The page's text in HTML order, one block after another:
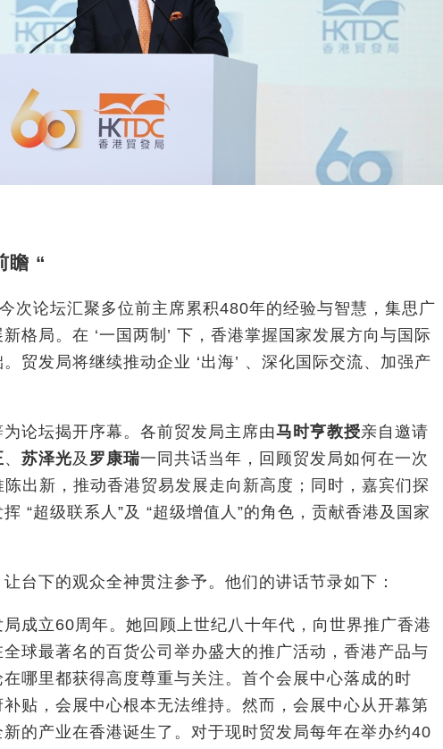
瞻 “
次论坛汇聚多位前主席累积480年的经验与智慧，集思广
格局。在 ‘一国两制’ 下，香港掌握国家发展方向与国际
贸发局将继续推动企业 ‘出海’ 、深化国际交流、加强产
论坛揭开序幕。各前贸发局主席由马时亨教授亲自邀请
、 苏泽光及 罗康瑞一同共话当年，回顾贸发局如何在一次
陈出新，推动香港贸易发展走向新高度；同时，嘉宾们探
“超级联系人”及 “超级增值人”的角色，贡献香港及国家
台下的观众全神贯注参予。他们的讲话节录如下：
成立60周年。 她 回顾上世纪八十年代，向世界推广香港
球最著名的百货公司举办盛大的推广活动，香港产品与
哪里都获得高度尊重与关注。首个会展中心落成的时
贴，会展中心根本无法维持。然而，会展中心从开幕第
的产业在香港诞生了。对于现时贸发局每年在举办约40